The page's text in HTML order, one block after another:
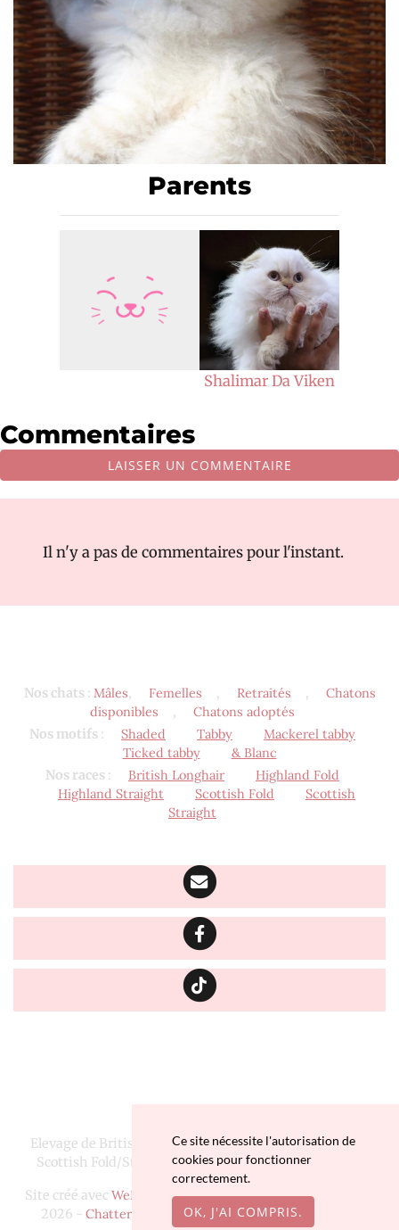
Parents
Shalimar Da Viken
Commentaires
LAISSER UN COMMENTAIRE
Il n'y a pas de commentaires pour l'instant.
Nos chats: Mâles, Femelles , Retraités ,
Chatons
disponibles
,
Chatons adoptés
Nos motifs : Shaded Tabby
Mackerel tabby
Ticked tabby
& Blanc
Nos races : British Longhair
Highland Fold
Highland Straight
Scottish Fold
Scottish
Straight
Elevage de British Longhair, Highland Fold/Straight et
Scottish Fold/Straight depuis 2016 situé en Finistère
Site créé avec WeBreed
- Copyright© Chatterie Da Viken
2026 - Chatterie Da Vikensurchat-et-chaton.com
Ce site nécessite l'autorisation de
cookies pour fonctionner
correctement.
OK, J'AI COMPRIS.